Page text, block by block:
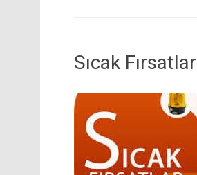
Sıcak